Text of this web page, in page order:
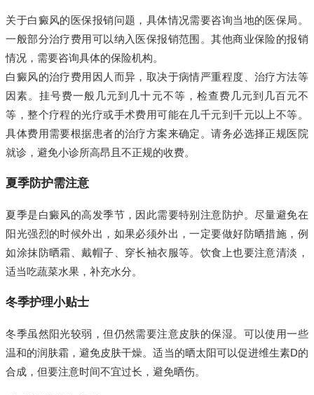
关于白癜风的医保报销问题，具体情况需要咨询当地的医保局。
一般部分治疗费用可以纳入医保报销范围。其他商业保险的报销
情况，需要咨询具体的保险机构。
白癜风的治疗费用因人而异，取决于病情严重程度、治疗方法等
因素。挂号费一般几元到几十元不等，检查费几元到几百元不
等，整个疗程的光疗或手术费用可能在几千元到千元以上不等。
具体费用需要根据患者的治疗方案来确定。请务必选择正规医院
就诊，避免小诊所高昂且不正规的收费。
夏季防护需注意
夏季是白癜风的高发季节，因此需要特别注意防护。尽量避免在
阳光强烈的时候外出，如果必须外出，一定要做好防晒措施，例
如涂抹防晒霜、戴帽子、穿长袖衣服等。饮食上也要注意清淡，
适当吃蔬菜水果，补充水分。
冬季护理小贴士
冬季虽然阳光较弱，但仍然需要注意皮肤的保湿。可以使用一些
温和的润肤霜，避免皮肤干燥。适当的晒太阳可以促进维生素D的
合成，但要注意时间不宜过长，避免晒伤。